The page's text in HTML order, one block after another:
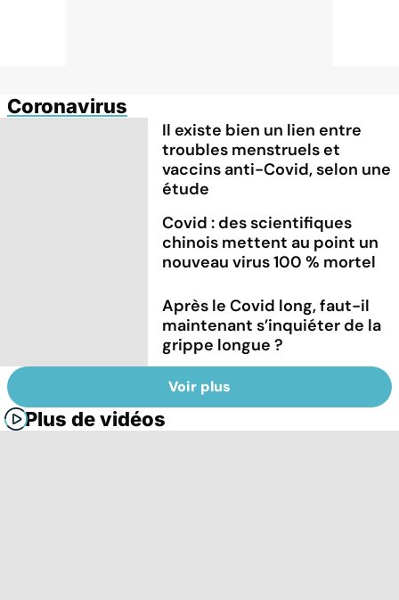
Coronavirus
Il existe bien un lien entre
troubles menstruels et
vaccins anti-Covid, selon une
étude
Covid : des scientifiques
chinois mettent au point un
nouveau virus 100 % mortel
Après le Covid long, faut-il
maintenant s’inquiéter de la
grippe longue ?
Voir plus
Plus de vidéos